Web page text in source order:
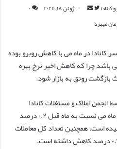
مارا
کنید
ارسال ژوئن ۱۸, ۲۰۲۴
۰
کانادا در ماه می با کاهش روبرو بوده
باشد چرا که کاهش اخیر نرخ بهره
رونق به بازار شود.
املاک و مستغلات کانادا
(CREA)، قیمت معیار یک خانه در ماه می نسبت به ماه قبل ۰.۲ درصد
به ۷۱۴،۳۰۰ دلار رسیده است. همچنین تعداد کل معاملات